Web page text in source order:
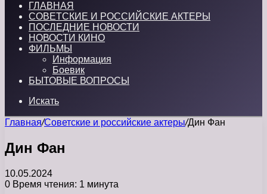
ГЛАВНАЯ
СОВЕТСКИЕ И РОССИЙСКИЕ АКТЕРЫ
ПОСЛЕДНИЕ НОВОСТИ
НОВОСТИ КИНО
ФИЛЬМЫ
Информация
Боевик
БЫТОВЫЕ ВОПРОСЫ
Искать
Главная/Советские и российские актеры/Дин Фан
Дин Фан
10.05.2024
0 Время чтения: 1 минута